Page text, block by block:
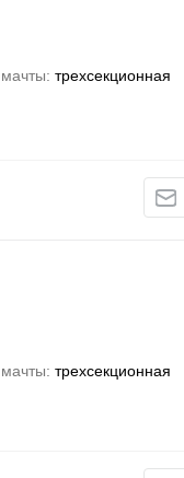
трехсекционная
трехсекционная